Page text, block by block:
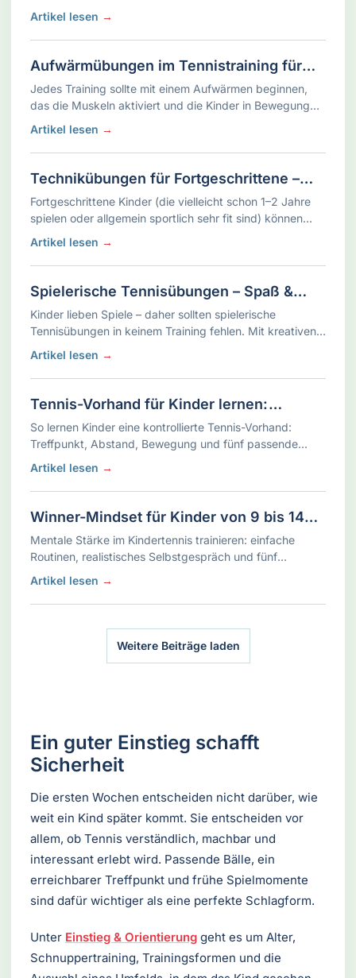
den Ball!“ . Tennisübungen für Anfänger sollten daher
Artikel lesen →
Aufwärmübungen im Tennistraining für
Kinder
Jedes Training sollte mit einem Aufwärmen beginnen,
das die Muskeln aktiviert und die Kinder in Bewegung
bringt. Bei Kindern kann das Aufwärmen ruhig
Artikel lesen →
Technikübungen für Fortgeschrittene –
Tennis Training für Kinder
Fortgeschrittene Kinder (die vielleicht schon 1–2 Jahre
spielen oder allgemein sportlich sehr fit sind) können
intensiver an ihrer Schlagtechnik und Beinarbeit
Artikel lesen →
Spielerische Tennisübungen – Spaß &
Technik für Kinder
Kinder lieben Spiele – daher sollten spielerische
Tennisübungen in keinem Training fehlen. Mit kreativen
Tennisspielen kann man Technik und Taktik üben, ohne
Artikel lesen →
Tennis-Vorhand für Kinder lernen:
Treffpunkt, Bewegung und fünf Übungen
So lernen Kinder eine kontrollierte Tennis-Vorhand:
Treffpunkt, Abstand, Bewegung und fünf passende
Übungen für Training und Spiel.
Artikel lesen →
Winner-Mindset für Kinder von 9 bis 14
Jahren
Mentale Stärke im Kindertennis trainieren: einfache
Routinen, realistisches Selbstgespräch und fünf
Übungen für Kinder von 9 bis 14 Jahren.
Artikel lesen →
Weitere Beiträge laden
Ein guter Einstieg schafft
Sicherheit
Die ersten Wochen entscheiden nicht darüber, wie
weit ein Kind später kommt. Sie entscheiden vor
allem, ob Tennis verständlich, machbar und
interessant erlebt wird. Passende Bälle, ein
erreichbarer Treffpunkt und frühe Spielmomente
sind dafür wichtiger als eine perfekte Schlagform.
Unter Einstieg & Orientierung geht es um Alter,
Schnuppertraining, Trainingsformen und die